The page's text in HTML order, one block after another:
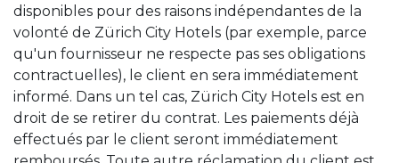
disponibles pour des raisons indépendantes de la
volonté de Zürich City Hotels (par exemple, parce
qu'un fournisseur ne respecte pas ses obligations
contractuelles), le client en sera immédiatement
informé. Dans un tel cas, Zürich City Hotels est en
droit de se retirer du contrat. Les paiements déjà
effectués par le client seront immédiatement